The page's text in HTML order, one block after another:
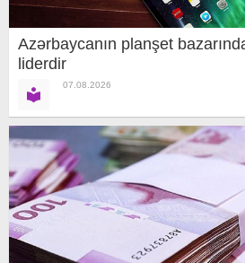
Azərbaycanın planşet
liderdir
07.08.2026